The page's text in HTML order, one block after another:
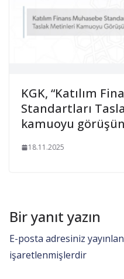
KGK, “Katılım
Standartları
kamuoyu
18.11.2025
Bir yanıt yazın
E-posta adresiniz
işaretlenmişlerdir